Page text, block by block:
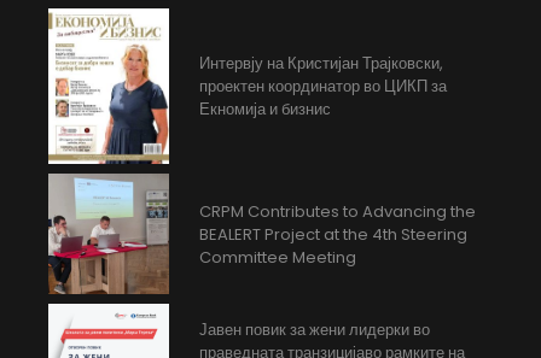
Интервју на Кристијан Трајковски,
проектен координатор во ЦИКП за
Екномија и бизнис
CRPM Contributes to Advancing the
BEALERT Project at the 4th Steering
Committee Meeting
Јавен повик за жени лидерки во
праведната транзицијаво рамките на